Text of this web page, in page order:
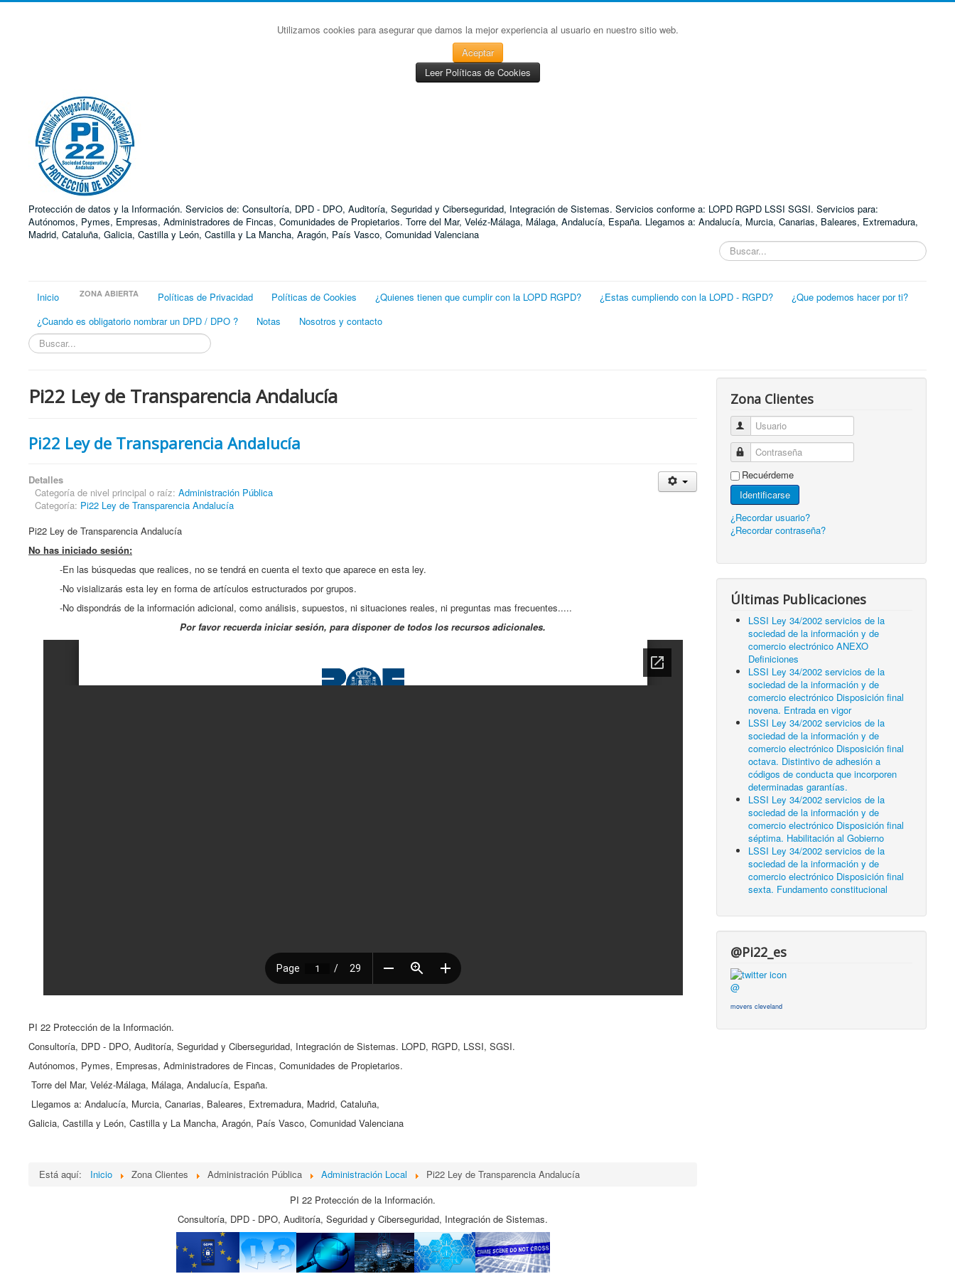
Utilizamos cookies para asegurar que damos la mejor experiencia al usuario en nuestro sitio web.
Aceptar
Leer Políticas de Cookies
Protección de datos y la Información. Servicios de: Consultoría, DPD - DPO, Auditoría, Seguridad y Ciberseguridad, Integración de Sistemas. Servicios conforme a: LOPD RGPD LSSI SGSI. Servicios para:
Autónomos, Pymes, Empresas, Administradores de Fincas, Comunidades de Propietarios. Torre del Mar, Veléz-Málaga, Málaga, Andalucía, España. Llegamos a: Andalucía, Murcia, Canarias, Baleares, Extremadura,
Madrid, Cataluña, Galicia, Castilla y León, Castilla y La Mancha, Aragón, País Vasco, Comunidad Valenciana
Buscar...
Inicio ZONA ABIERTA Políticas de Privacidad Políticas de Cookies ¿Quienes tienen que cumplir con la LOPD RGPD? ¿Estas cumpliendo con la LOPD - RGPD?
¿Que podemos hacer por ti?
¿Cuando es obligatorio nombrar un DPD / DPO ?
Notas
Nosotros y contacto
Buscar...
Pi22 Ley de Transparencia Andalucía
Pi22 Ley de Transparencia Andalucía
Detalles
Categoría de nivel principal o raíz: Administración Pública
Categoría: Pi22 Ley de Transparencia Andalucía
Pi22 Ley de Transparencia Andalucía
No has iniciado sesión:
-En las búsquedas que realices, no se tendrá en cuenta el texto que aparece en esta ley.
-No visializarás esta ley en forma de artículos estructurados por grupos.
-No dispondrás de la información adicional, como análisis, supuestos, ni situaciones reales, ni preguntas mas frecuentes.....
Por favor recuerda iniciar sesión, para disponer de todos los recursos adicionales.
PI 22 Protección de la Información.
Consultoría, DPD - DPO, Auditoría, Seguridad y Ciberseguridad, Integración de Sistemas. LOPD, RGPD, LSSI, SGSI.
Autónomos, Pymes, Empresas, Administradores de Fincas, Comunidades de Propietarios.
Torre del Mar, Veléz-Málaga, Málaga, Andalucía, España.
Llegamos a: Andalucía, Murcia, Canarias, Baleares, Extremadura, Madrid, Cataluña,
Galicia, Castilla y León, Castilla y La Mancha, Aragón, País Vasco, Comunidad Valenciana
Está aquí: Inicio Zona Clientes Administración Pública Administración Local
Pi22 Ley de Transparencia Andalucía
PI 22 Protección de la Información.
Consultoría, DPD - DPO, Auditoría, Seguridad y Ciberseguridad, Integración de Sistemas.
Zona Clientes
Usuario
Contraseña
Recuérdeme
Identificarse
¿Recordar usuario?
¿Recordar contraseña?
Últimas Publicaciones
LSSI Ley 34/2002 servicios de la
sociedad de la información y de
comercio electrónico ANEXO
Definiciones
LSSI Ley 34/2002 servicios de la
sociedad de la información y de
comercio electrónico Disposición final
novena. Entrada en vigor
LSSI Ley 34/2002 servicios de la
sociedad de la información y de
comercio electrónico Disposición final
octava. Distintivo de adhesión a
códigos de conducta que incorporen
determinadas garantías.
LSSI Ley 34/2002 servicios de la
sociedad de la información y de
comercio electrónico Disposición final
séptima. Habilitación al Gobierno
LSSI Ley 34/2002 servicios de la
sociedad de la información y de
comercio electrónico Disposición final
sexta. Fundamento constitucional
@Pi22_es
@
movers cleveland